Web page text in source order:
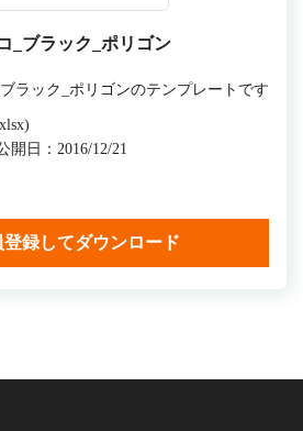
_ブラック_ポリゴン
ラック_ポリゴンのテンプレートです
開日：2016/12/21
録してダウンロード